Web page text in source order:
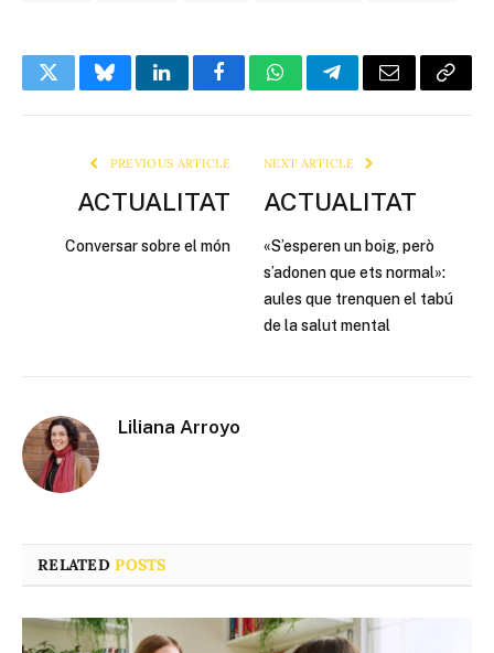
TwitterBlueskyLinkedInFacebookWhatsAppTelegramEmail Copy
PREVIOUS ARTICLE
ACTUALITAT
Conversar sobre el món
NEXT ARTICLE
ACTUALITAT
«S’esperen un boig, però
s’adonen que ets normal»:
aules que trenquen el tabú
de la salut mental
Liliana Arroyo
RELATEDPOSTS